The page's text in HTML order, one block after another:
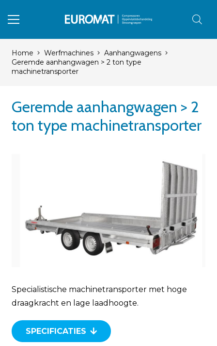
Home Werfmachines
Aanhangwagens
Geremde aanhangwagen > 2 ton type
machinetransporter
Geremde aanhangwagen > 2
ton type machinetransporter
Specialistische machinetransporter met hoge
draagkracht en lage laadhoogte.
SPECIFICATIES